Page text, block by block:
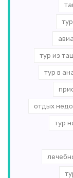
тур из
тур в
отдых
тур